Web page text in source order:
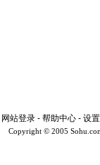
网站登录 - 帮助中心 - 设
Copyright © 2005